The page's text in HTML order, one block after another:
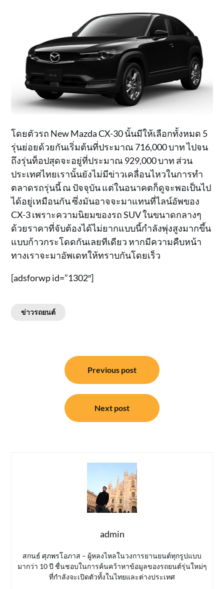
โดยตัวรถ New Mazda CX-30 นั้นมีให้เลือกทั้งหมด 5
รุ่นย่อยด้วยกันเริ่มต้นที่ประมาณ 716,000 บาท ไปจน
ถึงรุ่นท็อปสุดจะอยู่ที่ประมาณ 929,000 บาท ส่วน
ประเทศไทยเรานั้นยังไม่มีข่าวเคลื่อนไหวในการทำ
ตลาดรถรุ่นนี้ ณ ปัจจุบัน แต่ในอนาคตก็ดูจะพอเป็นไป
ได้อยู่เหมือนกัน ซึ่งมันอาจจะมาแทนที่ไลน์อัพของ
CX-3 เพราะความนิยมของรถ SUV ในขนาดกลางๆ
ด้วยราคาที่จับต้องได้ไม่ยากแบบนี้กำลังพุ่งสูงมากขึ้น
แบบก้าวกระโดดกันเลยทีเดียว หากมีความคืบหน้า
ทางเราจะมาอัพเดทให้ทราบกันโดยเร็ว
[adsforwp id=”1302″]
ข่าวรถยนต์
Previous post
Next post
admin
สกนธ์ ศุภพรโอภาส – ผู้หลงไหลในวงการยานยนต์ทุกรูปแบบ
มากว่า 10 ปี ชื่นชอบในการค้นคว้าหาข้อมูลของรถยนต์รุ่นใหม่ๆ
ที่กำลังจะเปิดตัวทั้งในไทยและต่างประเทศ